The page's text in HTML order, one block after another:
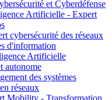
et Cyberdéfense
Artificielle - Expert
cybersécurité des réseaux
d'information
Artificielle
autonome
des systèmes
réseaux
Mobility - Transformation